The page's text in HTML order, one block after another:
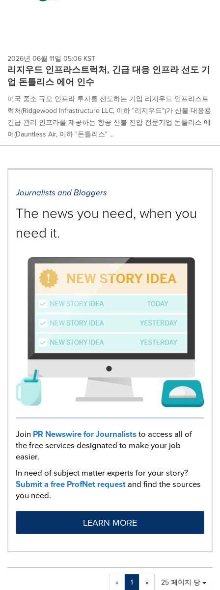
2026년 06월 11일 05:06 KST
리지우드 인프라스트럭처, 긴급 대응 인프라 선도 기
업 돈틀리스 에어 인수
미국 중소 규모 인프라 투자를 선도하는 기업 리지우드 인프라스트
럭처(Ridgewood Infrastructure LLC, 이하 "리지우드")가 산불 대응용
긴급 관리 인프라를 제공하는 항공 산불 진압 전문기업 돈틀리스 에
어(Dauntless Air, 이하 "돈틀리스" ...
Journalists and Bloggers
The news you need, when you
need it.
Join PR Newswire for Journaliststo access all of
the free services designated to make your job
easier.
In need of subject matter experts for your story?
Submit a free ProfNet requestand find the sources
you need.
LEARN MORE
« 1 »
Making
Items per page:
25 페이지 당